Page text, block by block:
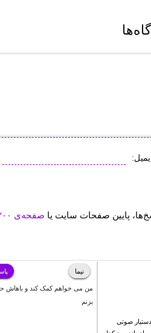
ایمیل:
پایین صفحات سایت یا صفحه‌ی ۲۰۰ دیدگاه اخیر
دستیار صوتی
نیما
من می خواهم کمک کند و باهاش
بزنم